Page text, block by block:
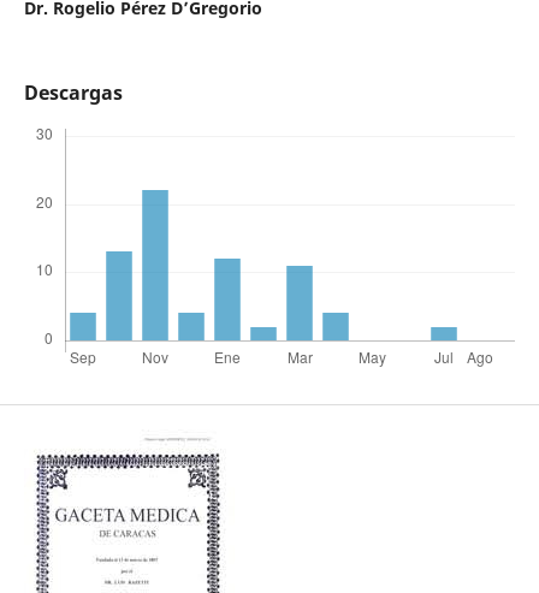
Dr. Rogelio Pérez D’Gregorio
Descargas